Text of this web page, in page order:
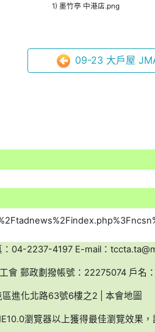
1) 墨竹亭 中港店.png
09-23 大戶屋
04-2237-4197 E-mail：
會 郵政劃撥帳號：22275074 戶名
進化北路63號6樓之2 | 本會地圖
瀏覽器以上獲得最佳瀏覽效果，